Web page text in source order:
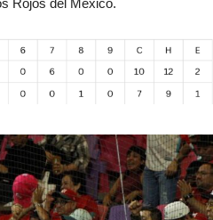
Rojos del México.